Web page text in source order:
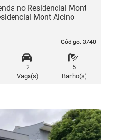
Código. 3740
Código. 3740
no Residencial Mont
Mont Alcino
2
Vaga(s)
5
Banho(s)